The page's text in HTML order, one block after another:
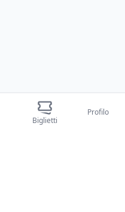
Biglietti
Profilo